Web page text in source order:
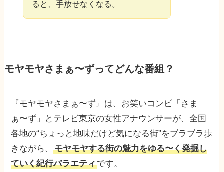
ると、手放せなくなる。
モヤモヤさまぁ〜ずってどんな番組？
『モヤモヤさまぁ〜ず』は、お笑いコンビ「さま
ぁ〜ず」とテレビ東京の女性アナウンサーが、全国
各地の“ちょっと地味だけど気になる街”をブラブラ歩
きながら、モヤモヤする街の魅力をゆる〜く発掘し
ていく紀行バラエティです。